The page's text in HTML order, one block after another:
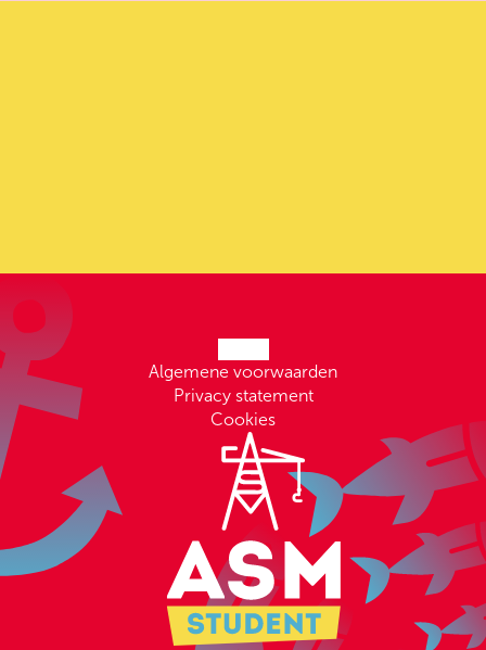
Algemene voorwaarden
Privacy statement
Cookies